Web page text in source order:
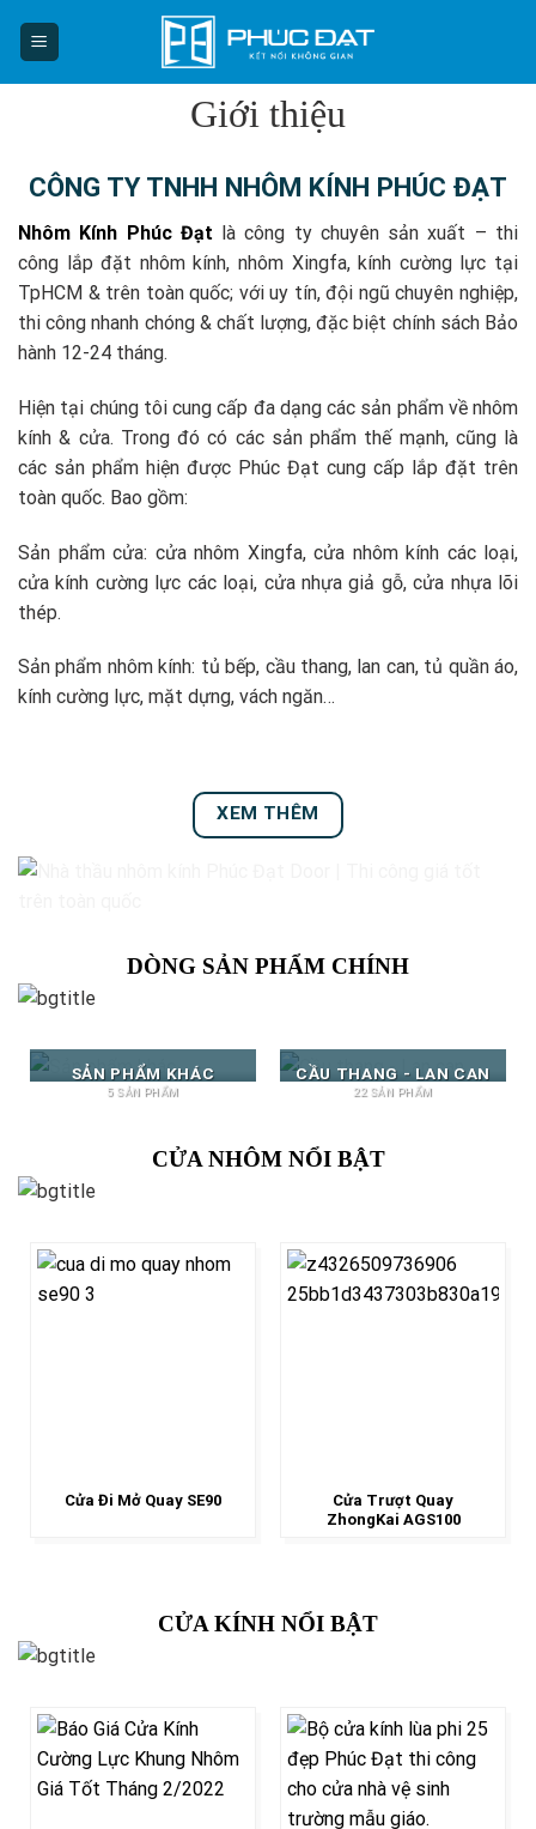
Giới thiệu
CÔNG TY TNHH NHÔM KÍNH PHÚC ĐẠT
Nhôm Kính Phúc Đạt là công ty chuyên sản xuất – thi
công lắp đặt nhôm kính, nhôm Xingfa, kính cường lực tại
TpHCM & trên toàn quốc; với uy tín, đội ngũ chuyên nghiệp,
thi công nhanh chóng & chất lượng, đặc biệt chính sách Bảo
hành 12-24 tháng.
Hiện tại chúng tôi cung cấp đa dạng các sản phẩm về nhôm
kính & cửa. Trong đó có các sản phẩm thế mạnh, cũng là
các sản phẩm hiện được Phúc Đạt cung cấp lắp đặt trên
toàn quốc. Bao gồm:
Sản phẩm cửa: cửa nhôm Xingfa, cửa nhôm kính các loại,
cửa kính cường lực các loại, cửa nhựa giả gỗ, cửa nhựa lõi
thép.
Sản phẩm nhôm kính: tủ bếp, cầu thang, lan can, tủ quần áo,
kính cường lực, mặt dựng, vách ngăn…
XEM THÊM
DÒNG SẢN PHẨM CHÍNH
SẢN PHẨM KHÁC
5 SẢN PHẨM
CẦU THANG - LAN CAN
22 SẢN PHẨM
CỬA NHÔM NỔI BẬT
Cửa Đi Mở Quay SE90
Cửa Trượt Quay
ZhongKai AGS100
CỬA KÍNH NỔI BẬT